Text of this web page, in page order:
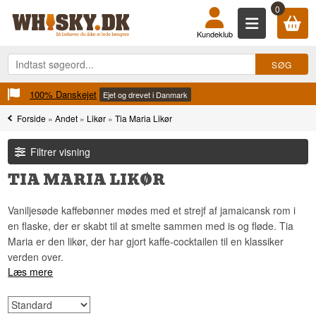
0
Kundeklub
100% Danskejet Ejet og drevet i Danmark
Forside »Andet » Likør »Tia Maria Likør
Filtrer visning
TIA MARIA LIKØR
Vaniljesøde kaffebønner mødes med et strejf af jamaicansk rom i
en flaske, der er skabt til at smelte sammen med is og fløde. Tia
Maria er den likør, der har gjort kaffe-cocktailen til en klassiker
verden over.
Læs mere